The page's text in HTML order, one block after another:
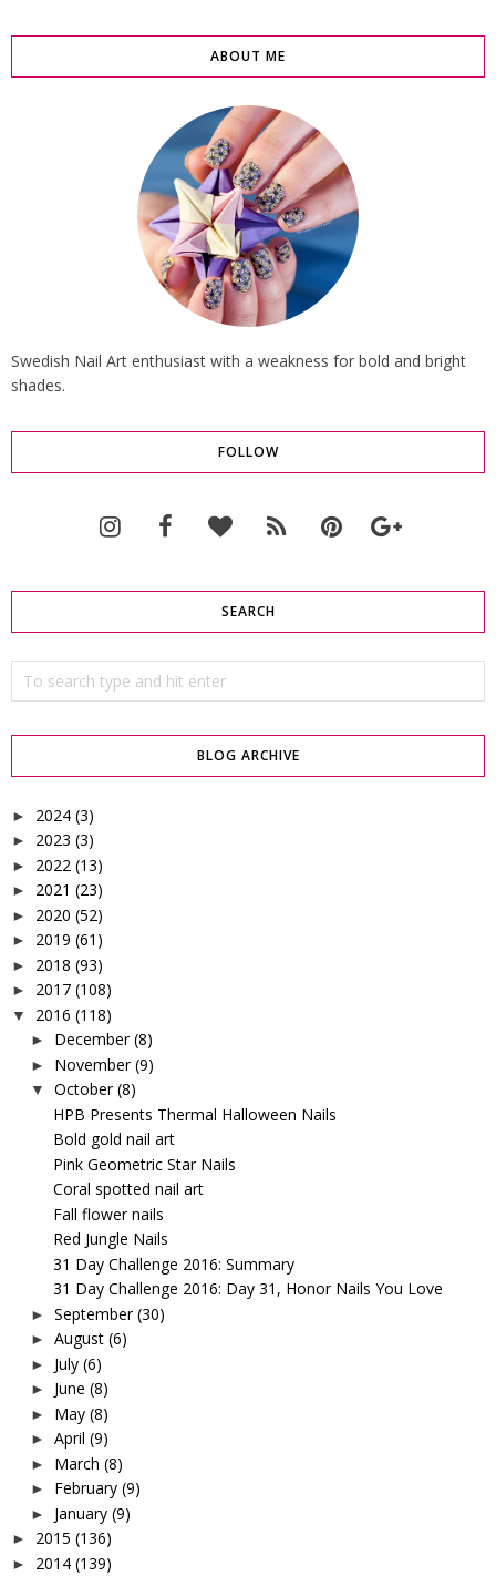
ABOUT ME
Swedish Nail Art enthusiast with a weakness for bold and bright
shades.
FOLLOW
SEARCH
BLOG ARCHIVE
► 2024 (3)
► 2023 (3)
► 2022 (13)
► 2021 (23)
► 2020 (52)
► 2019 (61)
► 2018 (93)
► 2017 (108)
▼ 2016 (118)
► December (8)
► November (9)
▼ October (8)
HPB Presents Thermal Halloween Nails
Bold gold nail art
Pink Geometric Star Nails
Coral spotted nail art
Fall flower nails
Red Jungle Nails
31 Day Challenge 2016: Summary
31 Day Challenge 2016: Day 31, Honor Nails You Love
► September (30)
► August (6)
► July (6)
► June (8)
► May (8)
► April (9)
► March (8)
► February (9)
► January (9)
► 2015 (136)
► 2014 (139)